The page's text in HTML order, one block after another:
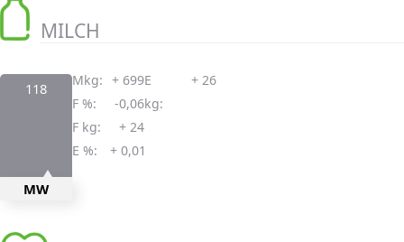
MILCH
118
MW
Mkg: + 699
F %:
-0,06
F kg:
+ 24
E %:
+ 0,01
E
kg:
+ 26